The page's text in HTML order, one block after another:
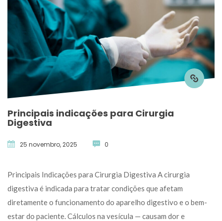
Principais indicações para Cirurgia
Digestiva
25 novembro, 2025 0
Principais Indicações para Cirurgia Digestiva A cirurgia
digestiva é indicada para tratar condições que afetam
diretamente o funcionamento do aparelho digestivo e o bem-
estar do paciente. Cálculos na vesícula — causam dor e